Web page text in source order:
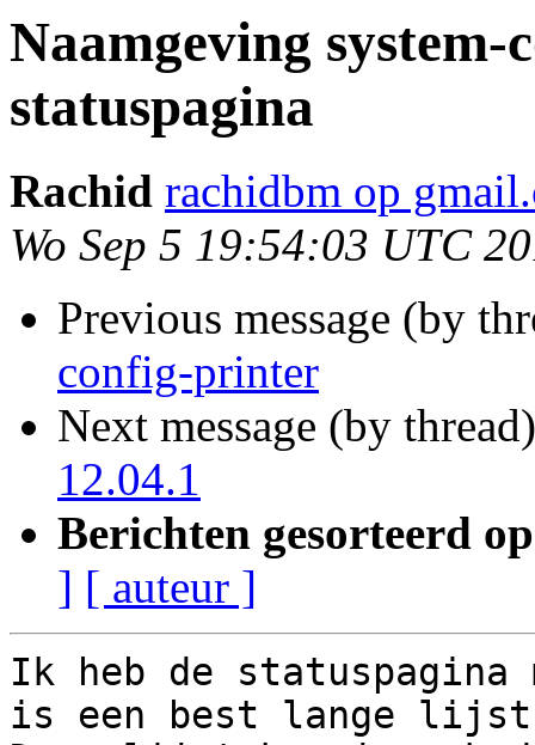
Naamgeving
statuspagina
Rachid rachidbm op
Wo Sep 5 19:54:03 UTC
Previous message (by
config-printer
Next message (by
12.04.1
Berichten gesorteerd
] [ auteur ]
Ik heb de statuspagina
is een best lange